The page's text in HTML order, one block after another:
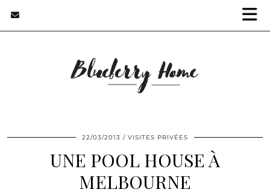
22/03/2013 VISITES PRIVÉES
UNE POOL HOUSE À
MELBOURNE